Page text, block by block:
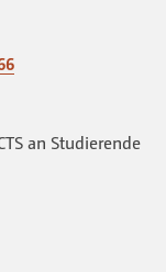
an Studierende